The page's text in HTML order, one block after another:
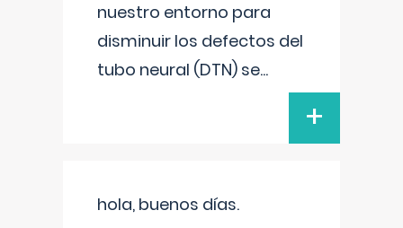
nuestro entorno para
disminuir los defectos del
tubo neural (DTN) se...
+
hola, buenos días.